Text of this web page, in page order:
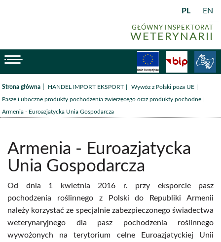
GŁÓWNY INSPEKTORAT
WETERYNARII
PL EN
BiP
Strona główna /HANDEL IMPORT EKSPORT /Wywóz z Polski poza UE
Pasze i uboczne produkty pochodzenia zwierzęcego oraz produkty pochodne
Armenia - Euroazjatycka Unia Gospodarcza
Armenia - Euroazjatycka
Unia Gospodarcza
Od dnia 1 kwietnia 2016 r. przy eksporcie pasz
pochodzenia roślinnego z Polski do Republiki Armenii
należy korzystać ze specjalnie zabezpieczonego świadectwa
weterynaryjnego dla pasz pochodzenia roślinnego
wywożonych na terytorium celne Euroazjatyckiej Unii